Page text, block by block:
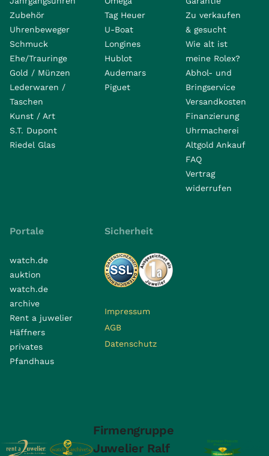
Zubehör
Uhrenbeweger
Schmuck
Ehe/Trauringe
Gold / Münzen
Lederwaren /
Taschen
Kunst / Art
S.T. Dupont
Riedel Glas
Tag Heuer
U-Boat
Longines
Hublot
Audemars
Piguet
Zu verkaufen
& gesucht
Wie alt ist
meine Rolex?
Abhol- und
Bringservice
Versandkosten
Finanzierung
Uhrmacherei
Altgold Ankauf
FAQ
Vertrag
widerrufen
Portale
watch.de
auktion
watch.de
archive
Rent a juwelier
Häffners
privates
Pfandhaus
Sicherheit
Impressum
AGB
Datenschutz
Firmengruppe
Juwelier Ralf